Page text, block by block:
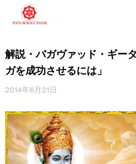
解説・バガヴァッド・ギー
ガを成功させるには」
2014年6月21日